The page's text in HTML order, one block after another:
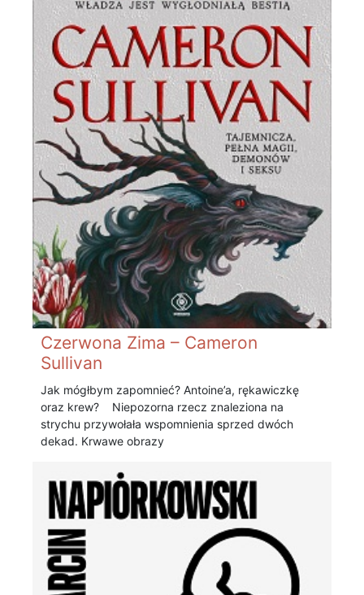
Czerwona Zima – Cameron
Sullivan
Jak mógłbym zapomnieć? Antoine’a, rękawiczkę
oraz krew? Niepozorna rzecz znaleziona na
strychu przywołała wspomnienia sprzed dwóch
dekad. Krwawe obrazy